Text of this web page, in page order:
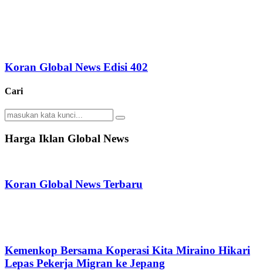
Koran Global News Edisi 402
Cari
Search
for:
Search
Harga Iklan Global News
Koran Global News Terbaru
Kemenkop Bersama Koperasi Kita Miraino Hikari
Lepas Pekerja Migran ke Jepang